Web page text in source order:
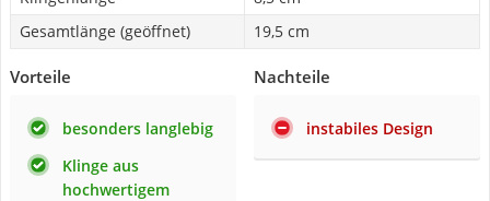
Gesamtlänge (geöffnet)
19,5 cm
Vorteile
besonders langlebig
Klinge aus
hochwertigem
Nachteile
instabiles Design